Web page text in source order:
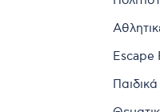
Escape